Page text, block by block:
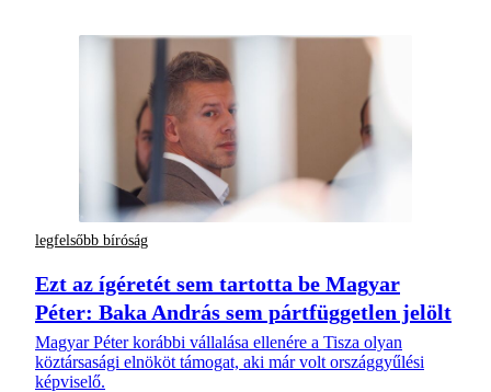
legfelsőbb bíróság
Ezt az ígéretét sem tartotta be Magyar
Péter: Baka András sem pártfüggetlen jelölt
Magyar Péter korábbi vállalása ellenére a Tisza olyan
köztársasági elnököt támogat, aki már volt országgyűlési
képviselő.